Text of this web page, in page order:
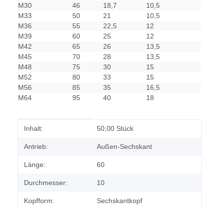
M30
46 18,7
10,5
M33
50 21
10,5
M36
55 22,5
12
M39
60 25
12
M42
65 26
13,5
M45
70 28
13,5
M48
75 30
15
M52
80 33
15
M56
85 35
16,5
M64
95 40 18
Produkteigenschaft
Wert
Inhalt: 50,00 Stück
Antrieb: Außen-Sechskant
Länge: 60
Durchmesser: 10
Kopfform: Sechskantkopf